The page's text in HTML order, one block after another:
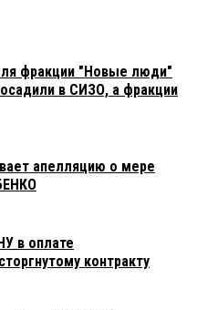
фракции "Новые люди"
в СИЗО, а фракции
апелляцию о мере
в оплате
контракту